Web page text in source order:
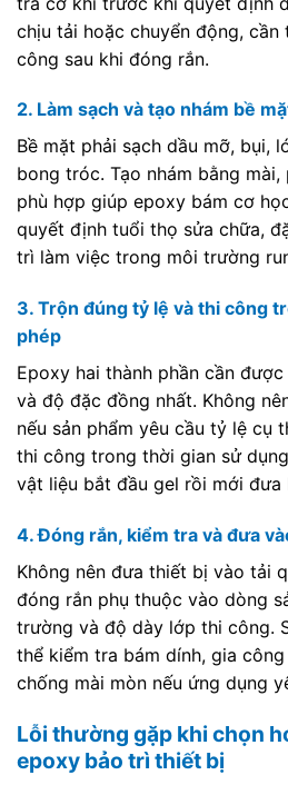
chịu tải hoặc chuyển động, cần
công sau khi đóng rắn.
2. Làm sạch và tạo nhám bề
Bề mặt phải sạch dầu mỡ, bụi,
bong tróc. Tạo nhám bằng
phù hợp giúp epoxy bám cơ
quyết định tuổi thọ sửa chữa,
trì làm việc trong môi trường
3. Trộn đúng tỷ lệ và thi công
phép
Epoxy hai thành phần cần
và độ đặc đồng nhất. Không
nếu sản phẩm yêu cầu tỷ lệ cụ
thi công trong thời gian sử
vật liệu bắt đầu gel rồi mới đưa
4. Đóng rắn, kiểm tra và đưa
Không nên đưa thiết bị vào tải
đóng rắn phụ thuộc vào dòng
trường và độ dày lớp thi công.
thể kiểm tra bám dính, gia
chống mài mòn nếu ứng dụng
Lỗi thường gặp khi chọn
epoxy bảo trì thiết bị